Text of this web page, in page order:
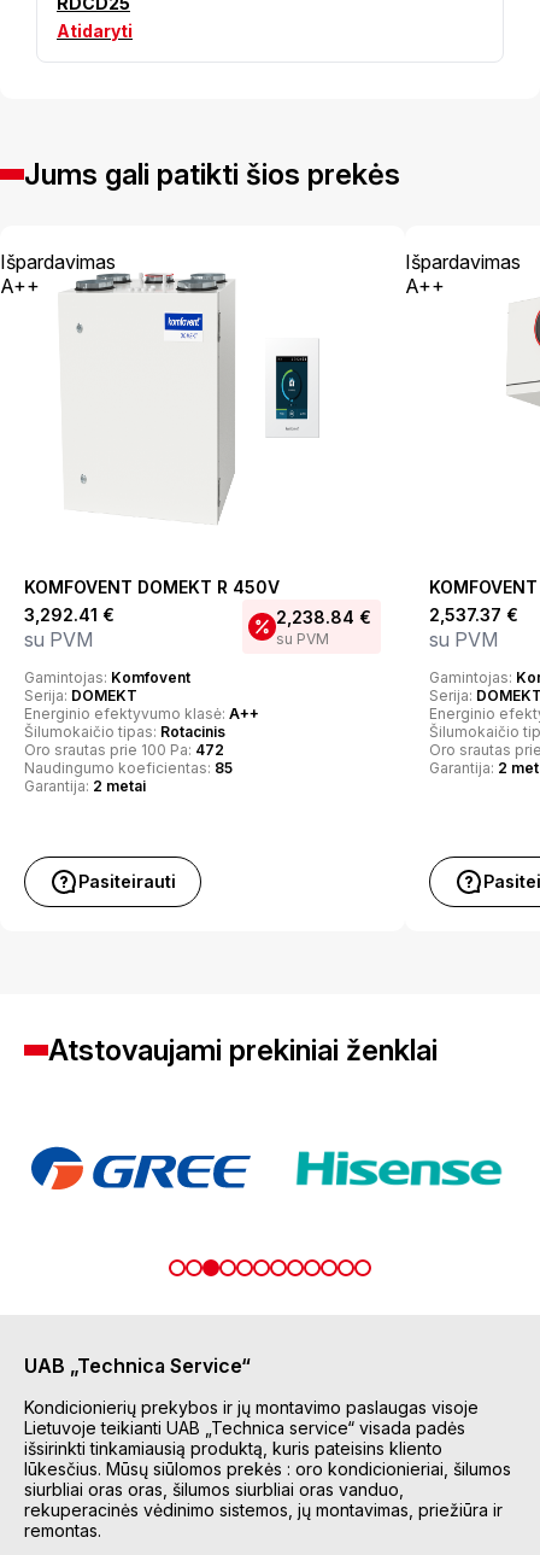
Atidaryti
Jums gali patikti šios prekės
Išpardavimas
A++
KOMFOVENT DOMEKT R 450V
3,292.41 €
su PVM
2,238.84 €
su PVM
Gamintojas: Komfovent
Serija: DOMEKT
Energinio efektyvumo klasė: A++
Šilumokaičio tipas: Rotacinis
Oro srautas prie 100 Pa: 472
Naudingumo koeficientas: 85
Garantija: 2 metai
Pasiteirauti
Išpardavimas
A++
2,537.37 €
su PVM
Gamintojas:
Serija:
Energinio
Šilumokaičio
Oro srautas
Garantija: 2
Atstovaujami prekiniai ženklai
UAB „Technica Service“
Kondicionierių prekybos ir jų montavimo paslaugas visoje
Lietuvoje teikianti UAB „Technica service“ visada padės
išsirinkti tinkamiausią produktą, kuris pateisins kliento
lūkesčius. Mūsų siūlomos prekės : oro kondicionieriai, šilumos
siurbliai oras oras, šilumos siurbliai oras vanduo,
rekuperacinės vėdinimo sistemos, jų montavimas, priežiūra ir
remontas.